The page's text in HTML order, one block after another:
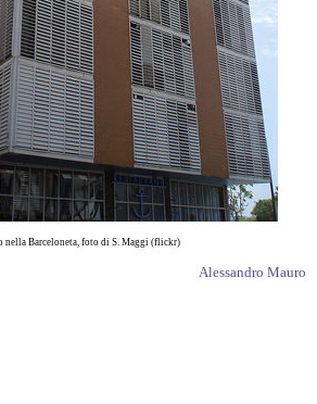
nella Barceloneta, foto di S. Maggi (flickr)
Alessandro Mauro